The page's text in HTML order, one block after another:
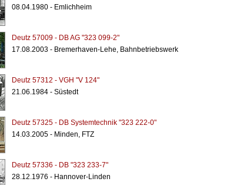
08.04.1980 - Emlichheim
Deutz 57009 - DB AG "323 099-2"
17.08.2003 - Bremerhaven-Lehe, Bahnbetriebswerk
Deutz 57312 - VGH "V 124"
21.06.1984 - Süstedt
Deutz 57325 - DB Systemtechnik "323 222-0"
14.03.2005 - Minden, FTZ
Deutz 57336 - DB "323 233-7"
28.12.1976 - Hannover-Linden